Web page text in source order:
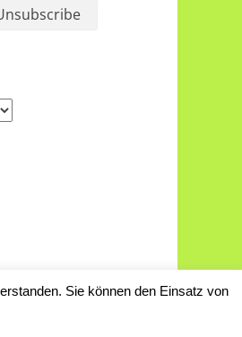
Sie können den Einsatz von